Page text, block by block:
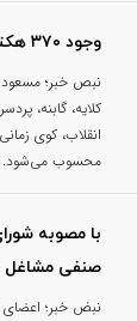
وجود ۳۷۰ هکتار بافت فرسوده شهری در لاهیجان
نبص خبر؛ مسعود
کلایه، گابنه،
انقلاب، کوی
محسوب می‌شود.
با مصوبه
صنفی مشاغل
نبض خبر؛